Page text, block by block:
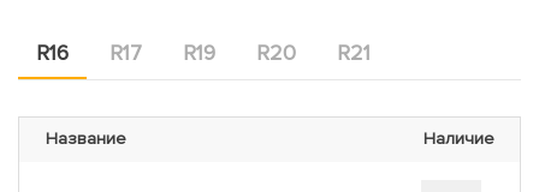
R16 R17 R19 R20 R21
Название Наличие